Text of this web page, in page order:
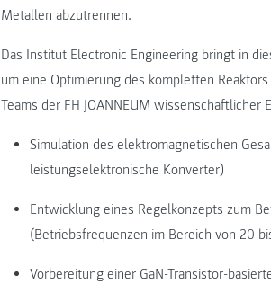
Metallen abzutrennen.
Das Institut Electronic Engineering bringt in
um eine Optimierung des kompletten
Teams der FH JOANNEUM
Simulation des elektromagnetischen
leistungselektronische Konverter)
Entwicklung eines Regelkonzepts zum
(Betriebsfrequenzen im Bereich von 20
Vorbereitung einer GaN-Transistor-